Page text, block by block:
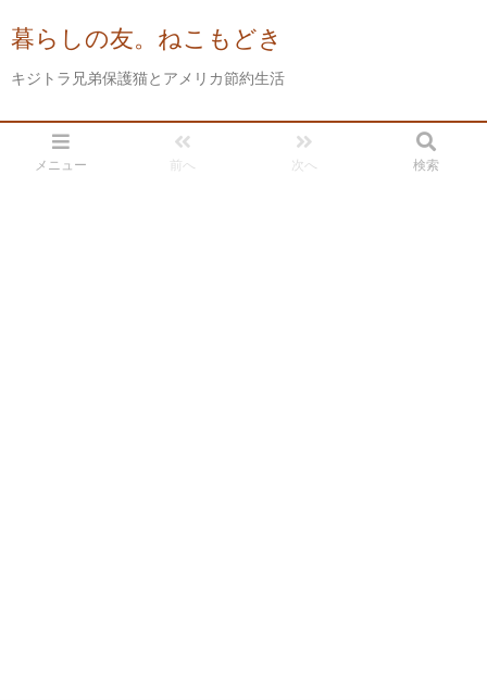
暮らしの友。ねこもどき
キジトラ兄弟保護猫とアメリカ節約生活
メニュー 前へ 次へ 検索